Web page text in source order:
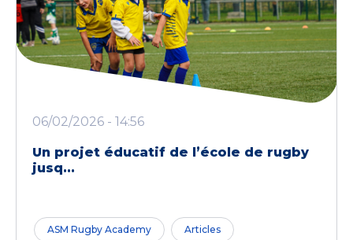
06/02/2026 - 14:56
Un projet éducatif de l’école de rugby
jusq...
ASM Rugby Academy Articles